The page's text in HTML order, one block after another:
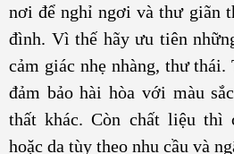
nơi để nghỉ ngơi và thư giãn
đình. Vì thế hãy ưu tiên
cảm giác nhẹ nhàng, thư thái.
đảm bảo hài hòa với màu
thất khác. Còn chất liệu thì
hoặc da tùy theo nhu cầu và